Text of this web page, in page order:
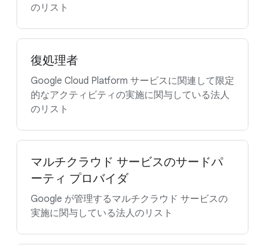
のリスト
復処理者
Google Cloud Platform サービスに関連して限定
的なアクティビティの実施に関与している法人
のリスト
マルチクラウド サービスのサードパ
ーティ プロバイダ
Google が管理するマルチクラウド サービスの
実施に関与している法人のリスト